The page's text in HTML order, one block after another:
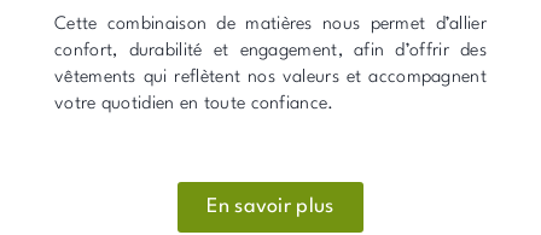
Cette combinaison de matières nous permet d’allier
confort, durabilité et engagement, afin d’offrir des
vêtements qui reflètent nos valeurs et accompagnent
votre quotidien en toute confiance.
En savoir plus